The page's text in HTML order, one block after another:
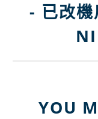
- 已改機
YOU